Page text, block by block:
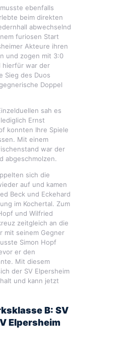
ebenfalls
beim direkten
abwechselnd
furiosen Start
Akteure ihren
und zogen mit 3:0
hierfür war der
Sieg des Duos
Doppel
sah es
Ernst
konnten Ihre Spiele
Mit einem
war der
abgeschmolzen.
sich die
auf und kamen
Beck und Eckehard
im Kochertal. Zum
und Wilfried
zeitgleich an die
mit seinem Gegner
Simon Hopf
er den
Mit diesem
der SV Elpersheim
und kann jetzt
B: SV
Elpersheim